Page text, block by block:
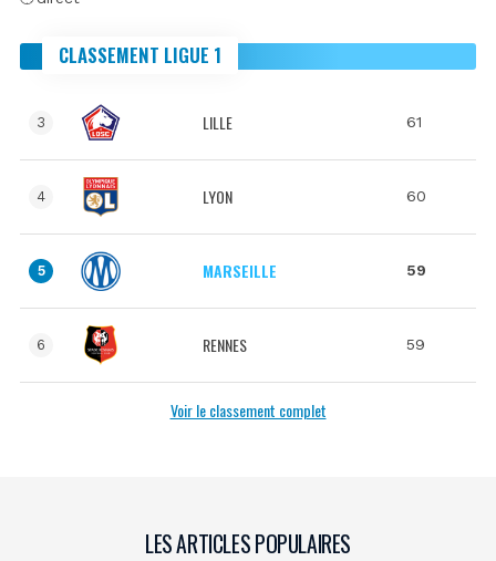
CLASSEMENT LIGUE 1
3 LILLE 61
4 LYON 60
5 MARSEILLE 59
6 RENNES 59
Voir le classement complet
LES ARTICLES POPULAIRES